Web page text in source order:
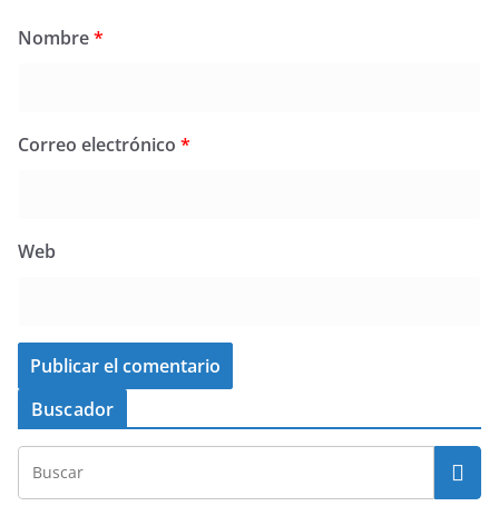
Nombre*
Correo electrónico *
Web
Buscador